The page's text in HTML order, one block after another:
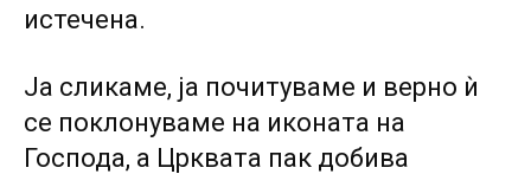
истечена.
Ја сликаме, ја почитуваме и верно ѝ
се поклонуваме на иконата на
Господа, а Црквата пак добива